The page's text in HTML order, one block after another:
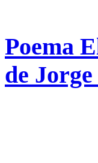
Poema
de